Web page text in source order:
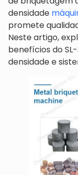
densidade
promete
Neste artigo,
benefícios do
densidade e